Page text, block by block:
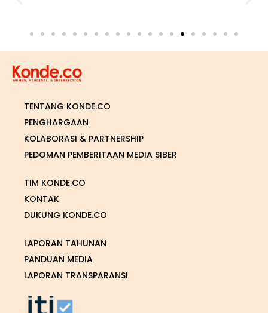
TENTANG KONDE.CO
PENGHARGAAN
KOLABORASI & PARTNERSHIP
PEDOMAN PEMBERITAAN MEDIA SIBER
TIM KONDE.CO
KONTAK
DUKUNG KONDE.CO
LAPORAN TAHUNAN
PANDUAN MEDIA
LAPORAN TRANSPARANSI